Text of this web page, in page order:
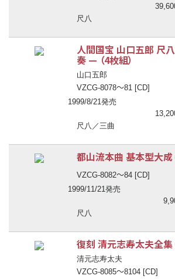
尺八
人間国宝 山口五郎 尺
奏 — （4枚組）
山口五郎
VZCG-8078〜81 [CD]
1999/8/21発売
尺八／三曲
都山流本曲 基本型大成
VZCG-8082〜84 [CD]
1999/11/21発売
尺八
復刻 清元志寿太夫全集
清元志寿太夫
VZCG-8085〜8104 [CD]